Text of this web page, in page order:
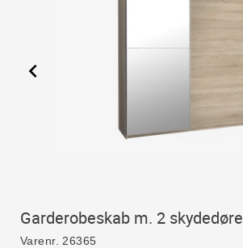
Garderobeskab m. 2 skydedøre
Varenr. 26365